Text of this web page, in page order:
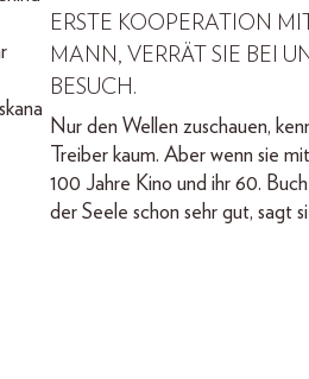
ERSTE KOOPERATION
MANN, VERRÄT SIE BEI
BESUCH.
Nur den Wellen zuschauen,
Treiber kaum. Aber wenn sie
100 Jahre Kino und ihr 60.
der Seele schon sehr gut, sagt